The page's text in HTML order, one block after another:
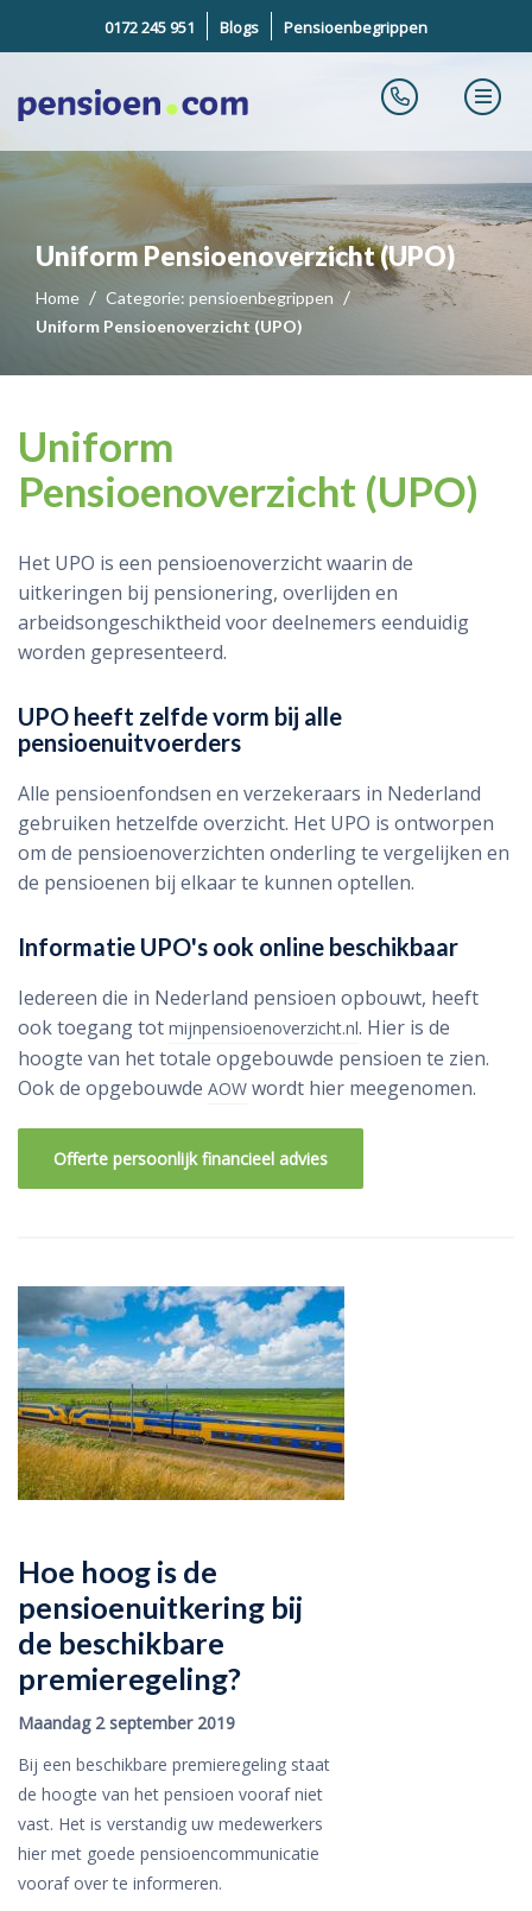
0172 245 951 Blogs Pensioenbegrippen
Uniform Pensioenoverzicht (UPO)
Home
Categorie: pensioenbegrippen
Uniform Pensioenoverzicht (UPO)
Uniform
Pensioenoverzicht (UPO)
Het UPO is een pensioenoverzicht waarin de
uitkeringen bij pensionering, overlijden en
arbeidsongeschiktheid voor deelnemers eenduidig
worden gepresenteerd.
UPO heeft zelfde vorm bij alle
pensioenuitvoerders
Alle pensioenfondsen en verzekeraars in Nederland
gebruiken hetzelfde overzicht. Het UPO is ontworpen
om de pensioenoverzichten onderling te vergelijken en
de pensioenen bij elkaar te kunnen optellen.
Informatie UPO's ook online beschikbaar
Iedereen die in Nederland pensioen opbouwt, heeft
ook toegang tot mijnpensioenoverzicht.nl. Hier is de
hoogte van het totale opgebouwde pensioen te zien.
Ook de opgebouwde AOW wordt hier meegenomen.
Offerte persoonlijk financieel advies
Hoe hoog is de
pensioenuitkering bij
de beschikbare
premieregeling?
Maandag 2 september 2019
Bij een beschikbare premieregeling staat
de hoogte van het pensioen vooraf niet
vast. Het is verstandig uw medewerkers
hier met goede pensioencommunicatie
vooraf over te informeren.